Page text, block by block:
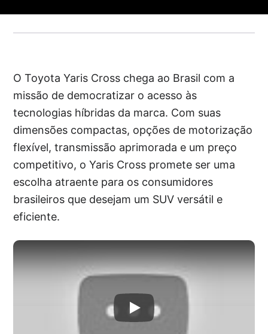
O Toyota Yaris Cross chega ao Brasil com a
missão de democratizar o acesso às
tecnologias híbridas da marca. Com suas
dimensões compactas, opções de motorização
flexível, transmissão aprimorada e um preço
competitivo, o Yaris Cross promete ser uma
escolha atraente para os consumidores
brasileiros que desejam um SUV versátil e
eficiente.